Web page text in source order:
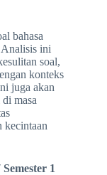
bahasa
Analisis ini
soal,
konteks
juga akan
masa
kecintaan
1